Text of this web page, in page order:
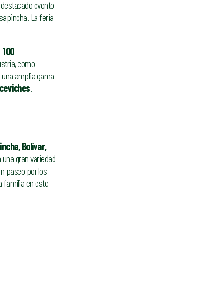
evento
La feria
100
como
amplia gama
.
Bolívar,
gran variedad
paseo por los
familia en este